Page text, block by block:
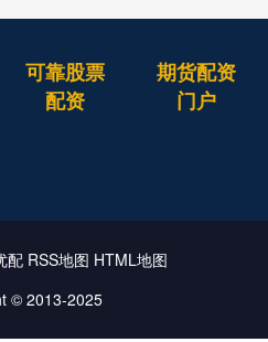
可靠股票
配资
期货配资
门户
配 RSS地图 HTML地图
© 2013-2025